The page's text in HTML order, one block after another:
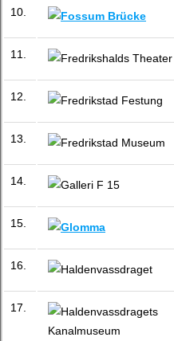
10.
11.
12.
13.
14.
15.
16.
17.